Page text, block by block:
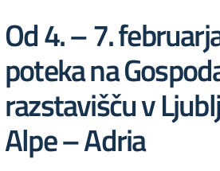
Od 4. – 7.
poteka na
razstavišču v
Alpe – Adria